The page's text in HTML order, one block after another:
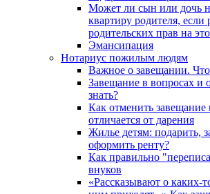
Может ли сын или дочь
квартиру родителя,
родительских прав на
Эмансипация
Нотариус пожилым людям
Важное о завещании.
Завещание в вопросах и
знать?
Как отменить завещание
отличается от дарения
Жилье детям: подарить,
оформить ренту?
Как правильно
внуков
«Рассказывают о каких-